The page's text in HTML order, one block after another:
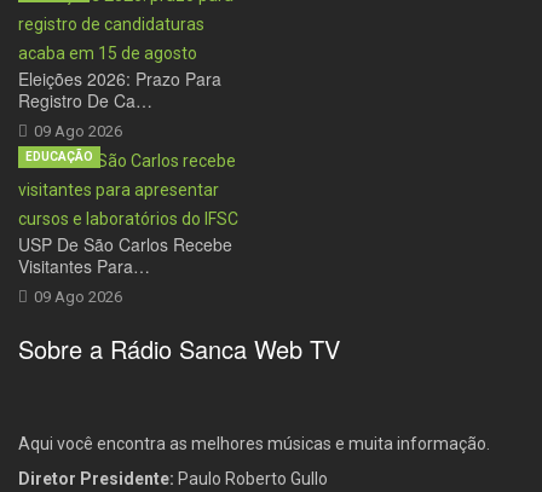
Eleições 2026: Prazo Para
Registro De Ca…
09 Ago 2026
USP De São Carlos Recebe
Visitantes Para…
09 Ago 2026
EDUCAÇÃO
Sobre a Rádio Sanca Web TV
Aqui você encontra as melhores músicas e muita informação.
Diretor Presidente: Paulo Roberto Gullo